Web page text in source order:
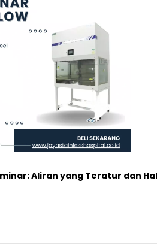
Aliran yang Teratur dan